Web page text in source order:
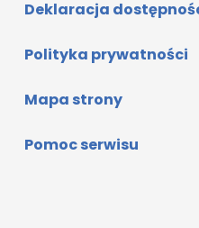
Deklaracja
Polityka prywatności
Mapa strony
Pomoc serwisu